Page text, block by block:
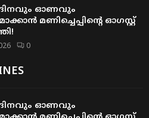
ദിനവും ഓണവും
മണിച്ചെപ്പിന്റെ ഓഗസ്റ്റ്
0
ദിനവും ഓണവും